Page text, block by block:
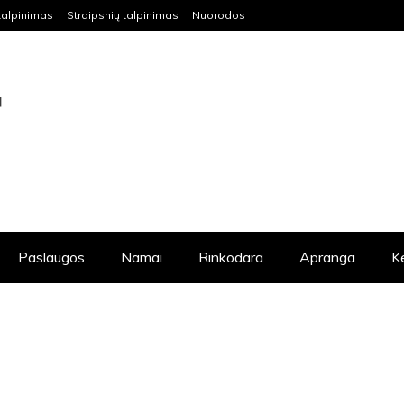
Straipsnių talpinimas Nuorodos
NAUDINGOS INFORMACIJOS.
Paslaugos Namai Rinkodara Apranga